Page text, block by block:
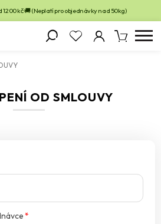
kč 🚚 (Neplatí pro objednávky nad 50kg)
OD SMLOUVY
*